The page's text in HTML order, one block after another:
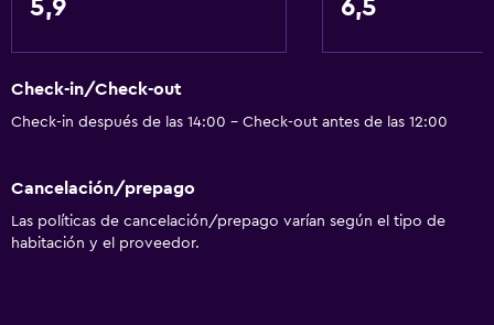
Ascensor
Estacionamiento accesible
Para no fumadores
Lavabo bajo
Inodoro con barras de apoyo
Servicios básicos
5,9 6,5
Check-in/Check-out
Check-in después de las 14:00 - Check-out antes de las 12:00
Cancelación/prepago
Las políticas de cancelación/prepago varían según el tipo de
habitación y el proveedor.